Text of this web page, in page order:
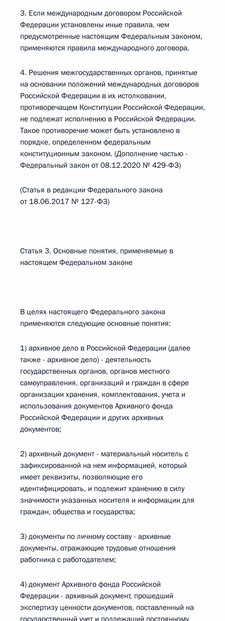
3. Если международным договором Российской
Федерации установлены иные правила, чем
предусмотренные настоящим Федеральным законом,
применяются правила международного договора.
4. Решения межгосударственных органов, принятые
на основании положений международных договоров
Российской Федерации в их истолковании,
противоречащем Конституции Российской Федерации,
не подлежат исполнению в Российской Федерации.
Такое противоречие может быть установлено в
порядке, определенном федеральным
конституционным законом. (Дополнение частью -
Федеральный закон от 08.12.2020 № 429-ФЗ)
(Статья в редакции Федерального закона
от 18.06.2017 № 127-ФЗ)
Статья 3. Основные понятия, применяемые в
настоящем Федеральном законе
В целях настоящего Федерального закона
применяются следующие основные понятия:
1) архивное дело в Российской Федерации (далее
также - архивное дело) - деятельность
государственных органов, органов местного
самоуправления, организаций и граждан в сфере
организации хранения, комплектования, учета и
использования документов Архивного фонда
Российской Федерации и других архивных
документов;
2) архивный документ - материальный носитель с
зафиксированной на нем информацией, который
имеет реквизиты, позволяющие его
идентифицировать, и подлежит хранению в силу
значимости указанных носителя и информации для
граждан, общества и государства;
3) документы по личному составу - архивные
документы, отражающие трудовые отношения
работника с работодателем;
4) документ Архивного фонда Российской
Федерации - архивный документ, прошедший
экспертизу ценности документов, поставленный на
государственный учет и подлежащий постоянному